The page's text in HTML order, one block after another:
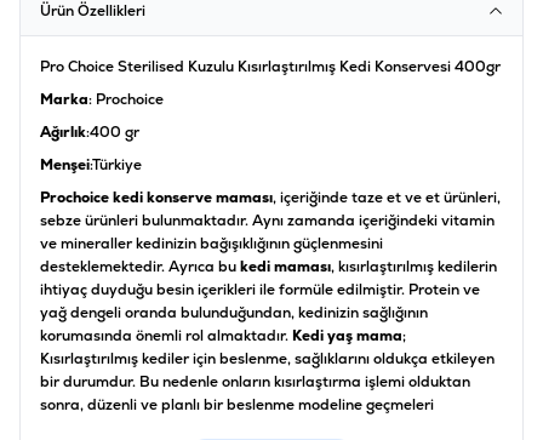
Ürün Özellikleri
Pro Choice Sterilised Kuzulu Kısırlaştırılmış Kedi Konservesi 400gr
Marka: Prochoice
Ağırlık:400 gr
Menşei:Türkiye
Prochoice kedi konserve maması, içeriğinde taze et ve et ürünleri,
sebze ürünleri bulunmaktadır. Aynı zamanda içeriğindeki vitamin
ve mineraller kedinizin bağışıklığının güçlenmesini
desteklemektedir. Ayrıca bukedi maması, kısırlaştırılmış kedilerin
ihtiyaç duyduğu besin içerikleri ile formüle edilmiştir. Protein ve
yağ dengeli oranda bulunduğundan, kedinizin sağlığının
korumasında önemli rol almaktadır. Kedi yaş mama;
Kısırlaştırılmış kediler için beslenme, sağlıklarını oldukça etkileyen
bir durumdur. Bu nedenle onların kısırlaştırma işlemi olduktan
sonra, düzenli ve planlı bir beslenme modeline geçmeleri